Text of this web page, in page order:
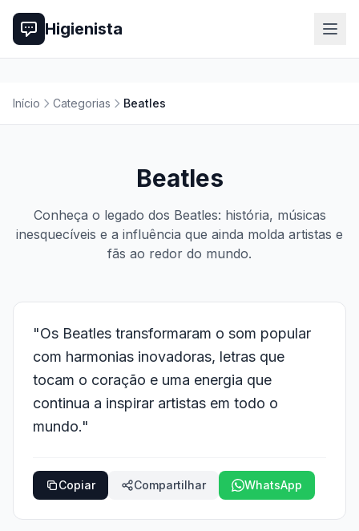
Higienista
Início Categorias Beatles
Beatles
Conheça o legado dos Beatles: história, músicas
inesquecíveis e a influência que ainda molda artistas e
fãs ao redor do mundo.
"Os Beatles transformaram o som popular
com harmonias inovadoras, letras que
tocam o coração e uma energia que
continua a inspirar artistas em todo o
mundo."
Copiar Compartilhar WhatsApp